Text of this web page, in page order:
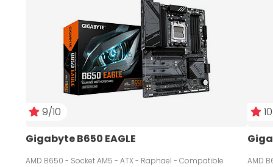
9/10
Gigabyte B650 EAGLE
AMD B650 - Socket AM5 - ATX - Raphael - Compatible
AMD